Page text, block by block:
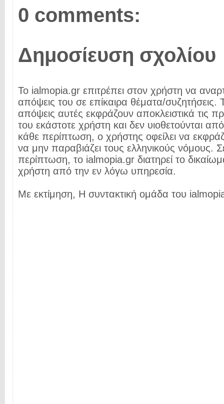
0 comments:
Δημοσίευση σχολίου
Το ialmopia.gr επιτρέπει στον χρήστη να
απόψεις του σε επίκαιρα θέματα/συζητήσεις.
απόψεις αυτές εκφράζουν αποκλειστικά τις
του εκάστοτε χρήστη και δεν υιοθετούνται
κάθε περίπτωση, ο χρήστης οφείλει να
να μην παραβιάζει τους ελληνικούς νόμους.
περίπτωση, το ialmopia.gr διατηρεί το
χρήστη από την εν λόγω υπηρεσία.
Με εκτίμηση, Η συντακτική ομάδα του